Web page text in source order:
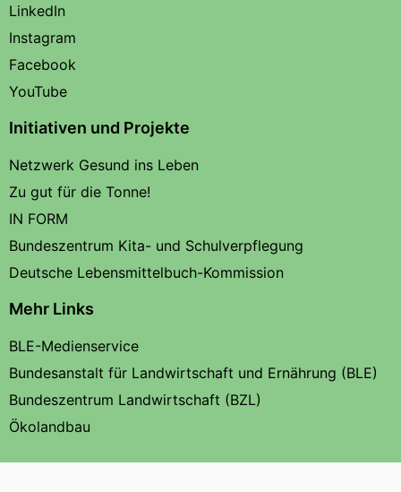
LinkedIn
Instagram
Facebook
YouTube
Initiativen und Projekte
Netzwerk Gesund ins Leben
Zu gut für die Tonne!
IN FORM
Bundeszentrum Kita- und Schulverpflegung
Deutsche Lebensmittelbuch-Kommission
Mehr Links
BLE-Medienservice
Bundesanstalt für Landwirtschaft und Ernährung (BLE)
Bundeszentrum Landwirtschaft (BZL)
Ökolandbau